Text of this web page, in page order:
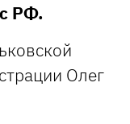
РФ.
Олег